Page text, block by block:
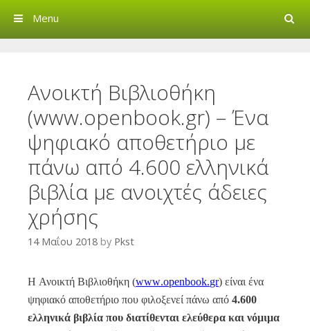
Creative Commons Search
Menu
Ανοικτή Βιβλιοθήκη
(www.openbook.gr) – Ένα
ψηφιακό αποθετήριο με
πάνω από 4.600 ελληνικά
βιβλία με ανοιχτές άδειες
χρήσης
14 Μαΐου 2018 by Pkst
H Ανοικτή Βιβλιοθήκη (www.openbook.gr) είναι ένα
ψηφιακό αποθετήριο που φιλοξενεί πάνω από 4.600
ελληνικά βιβλία που διατίθενται ελεύθερα και νόμιμα